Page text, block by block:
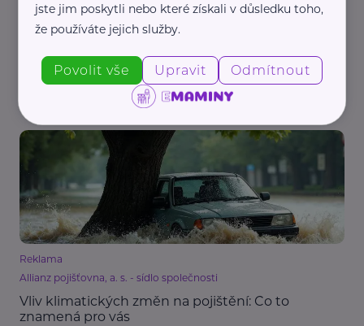
Reklama
Allianz pojišťovna, a. s. - sídlo společnosti
Pojištění vozidel pro začínající řidiče: Co byste měli
vědět
Bezpečnost Cestování Pojištění
Reklama
Allianz pojišťovna, a. s. - sídlo společnosti
Vliv klimatických změn na pojištění: Co to
znamená pro vás
jste jim poskytli nebo které získali v důsledku toho,
že používáte jejich služby.
Povolit vše Upravit Odmítnout